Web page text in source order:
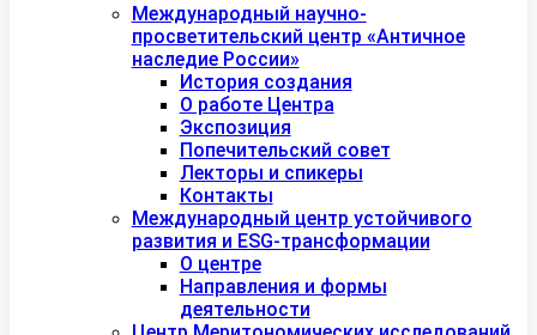
Международный научно-
просветительский центр «Античное
наследие России»
История создания
О работе Центра
Экспозиция
Попечительский совет
Лекторы и спикеры
Контакты
Международный центр устойчивого
развития и ESG-трансформации
О центре
Направления и формы
деятельности